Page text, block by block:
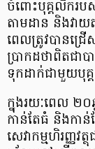
ចំពោះបុគ្គលិករប
តាមដាន និងវាយ
ពេលត្រូវបានជ្រើ
ប្រាកដថាពិតជាប
ទុកដាក់ជាមួយបុគ្
ក្នុងរយៈពេល ២០
កាន់តែធំ និងកា
សេវាកម្មហិរញ្ញវ